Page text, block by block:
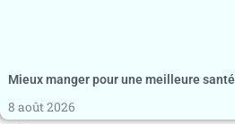
Mieux manger pour une meilleure santé
8 août 2026